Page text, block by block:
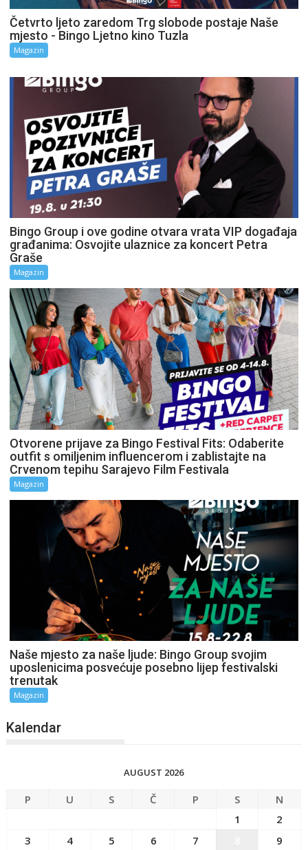
Četvrto ljeto zaredom Trg slobode postaje Naše
mjesto - Bingo Ljetno kino Tuzla
Magazin
Bingo Group i ove godine otvara vrata VIP događaja
građanima: Osvojite ulaznice za koncert Petra
Graše
Magazin
Otvorene prijave za Bingo Festival Fits: Odaberite
outfit s omiljenim influencerom i zablistajte na
Crvenom tepihu Sarajevo Film Festivala
Magazin
Naše mjesto za naše ljude: Bingo Group svojim
uposlenicima posvećuje posebno lijep festivalski
trenutak
Magazin
Kalendar
AUGUST 2026
P U S Č P S
N
1
2
3
4 5 6 7
9